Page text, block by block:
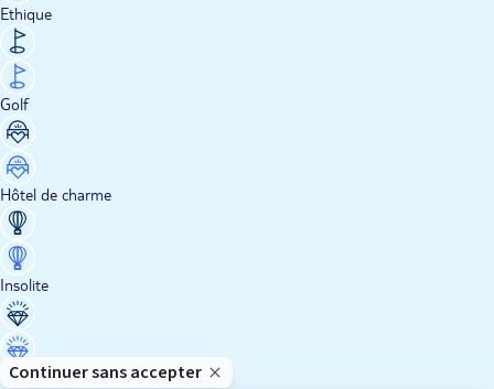
Ethique
Golf
Hôtel de charme
Insolite
Luxe